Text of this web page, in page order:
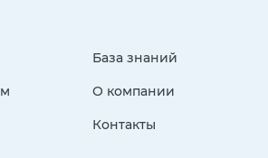
База знаний
О компании
Контакты